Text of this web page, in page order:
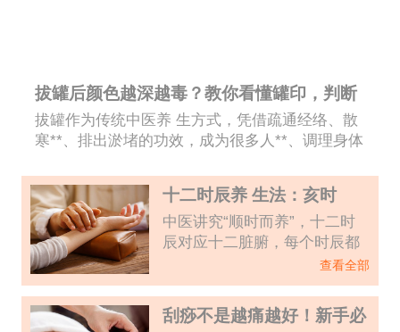
拔罐后颜色越深越毒？教你看懂罐印，判断
身体状况
拔罐作为传统中医养 生方式，凭借疏通经络、散
寒**、排出淤堵的功效，成为很多人**、调理身体
区：看到罐印颜色很深，就认为“体内毒素越多”，
甚至觉得罐印越深，调理效果越好，盲目追求深
色罐印。其实，这种认知**错误，罐印的颜色
和“毒素”无关，而是身体气血、寒湿、淤堵等状况
的直观反映。今天就教大家看懂罐印颜色的秘
密，轻松判断自身身体状况，科学拔罐不踩坑。
十二时辰养 生法：亥时
睡、寅时起？跟着生物钟养
出好气血
中医讲究“顺时而养”，十二时
辰对应十二脏腑，每个时辰都
有其专属的气血运行规律，顺
应生物钟养 生，才能让气血充
盈、脏腑调和，这也是十二时
辰养 生法的核心智慧。如
查看全部
刮痧不是越痛越好！新手必